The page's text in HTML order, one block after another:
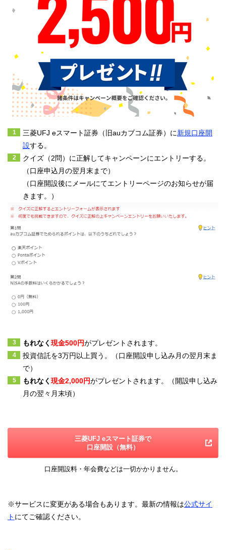
ージ判定が優遇されます。
＜ステージの判定方法＞
レギュラー シルバー ゴールド プレミアム
スタンプ
0～1個 2～3個 4個 5個以上
特別
条件
総資産
残高
1,000万円以上
1万円以上
スタンプはカテゴリごとにいずれかをクリアすることで1つ獲得で
きます。
カテゴリ
入金
年金の受取
定額自動入金サービスによる入金
口座振替
クレカ積立の引落など）
じぶん銀行スマホデビットの利用
じぶん銀行決済の利用
エンタメ
じぶん銀行toto（WINNER・toto・BIG）
の購入
資産運用
じぶん銀行FXの取引
三菱UFJ eスマート証券（旧auカブコム証券）に新規口座開
設する。
クイズ（2問）に正解してキャンペーンにエントリーする。
（口座申込月の翌月末まで）
（口座開設後にメールにてエントリーページのお知らせが届
きます。）
もれなく 現金500円がプレゼントされます。
投資信託を3万円以上買う。（口座開設申し込み月の翌月末ま
で）
もれなく 現金2,000円がプレゼントされます。（開設申し込み
月の翌々月末頃）
三菱UFJ eスマート証券で
口座開設（無料）
口座開設料・年会費などは一切かかりません。
※サービスに変更がある場合もあります。最新の情報は公式サイ
ト にてご確認ください。